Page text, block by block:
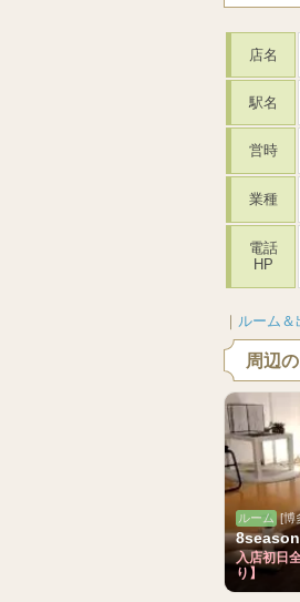
店名
駅名
営時
業種
電話
HP
｜ ルーム＆
周辺
ルーム [博
入店初日
り】